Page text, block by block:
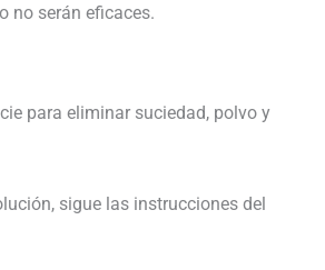
no serán eficaces.
para eliminar suciedad, polvo y
sigue las instrucciones del